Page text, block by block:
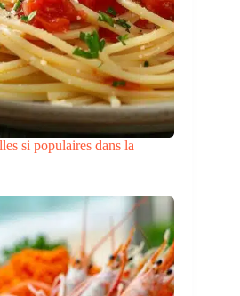
si populaires dans la